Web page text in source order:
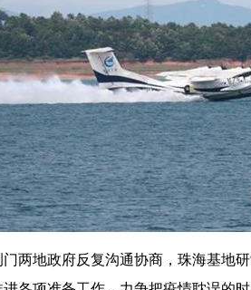
两地政府反复沟通协商，珠海基地